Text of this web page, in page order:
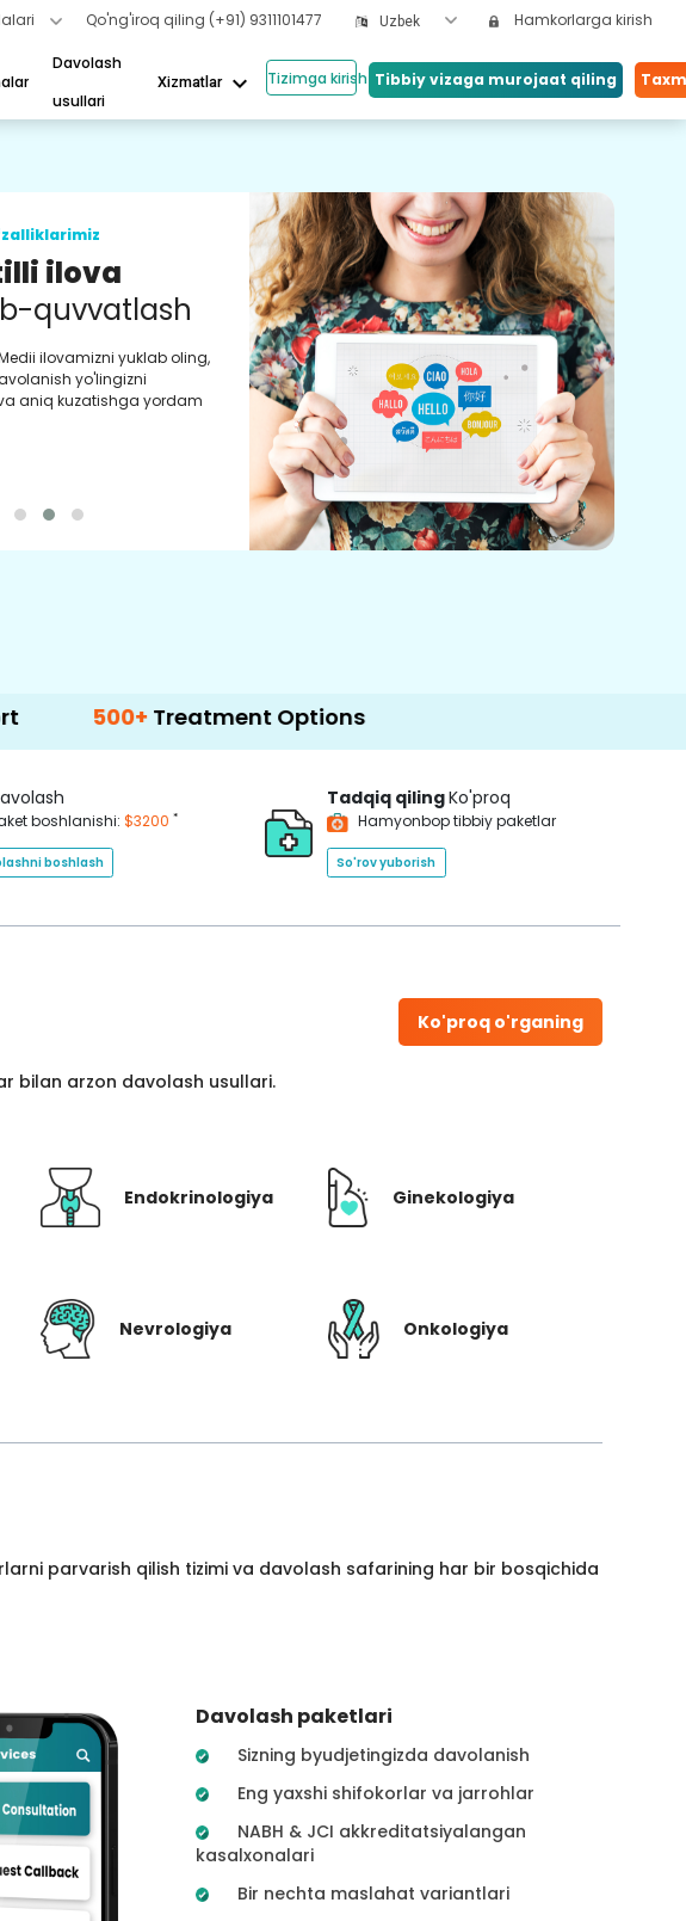
Qo'ng'iroq qiling (+91) 9311101477 Uzbek Hamkorlarga kirish
Davolash
usullari
Xizmatlar keyboard_arrow_down Tizimga kirish Tibbiy vizaga murojaat qiling
ilova
quvvatlash
ilovamizni yuklab oling,
yo'lingizni
aniq kuzatishga yordam
Treatment Options
boshlanishi: $3200 *
boshlash
Tadqiq qilingKo'proq
Hamyonbop tibbiy paketlar
So'rov yuborish
Ko'proq o'rganing
bilan arzon davolash usullari.
Endokrinologiya Ginekologiya
Nevrologiya Onkologiya
parvarish qilish tizimi va davolash safarining har bir bosqichida
Davolash paketlari
Sizning byudjetingizda davolanish
Eng yaxshi shifokorlar va jarrohlar
NABH & JCI akkreditatsiyalangan
kasalxonalari
Bir nechta maslahat variantlari